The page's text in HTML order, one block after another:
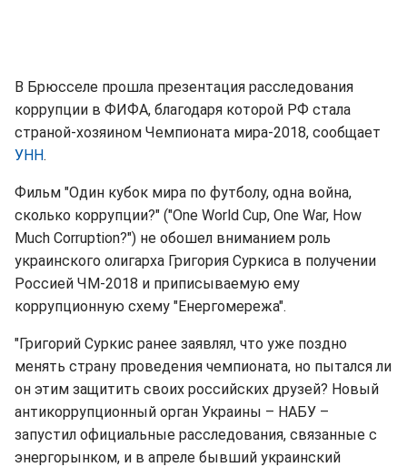
В Брюсселе прошла презентация расследования
коррупции в ФИФА, благодаря которой РФ стала
страной-хозяином Чемпионата мира-2018, сообщает
УНН.
Фильм "Один кубок мира по футболу, одна война,
сколько коррупции?" ("One World Cup, One War, How
Much Corruption?") не обошел вниманием роль
украинского олигарха Григория Суркиса в получении
Россией ЧМ-2018 и приписываемую ему
коррупционную схему "Енергомережа".
"Григорий Суркис ранее заявлял, что уже поздно
менять страну проведения чемпионата, но пытался ли
он этим защитить своих российских друзей? Новый
антикоррупционный орган Украины – НАБУ –
запустил официальные расследования, связанные с
энергорынком, и в апреле бывший украинский